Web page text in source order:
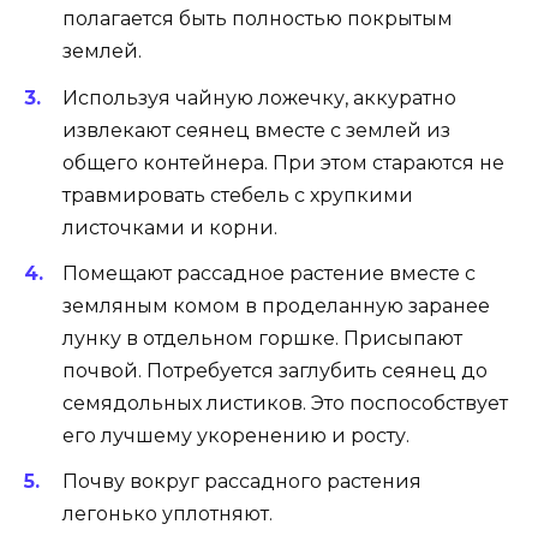
полагается быть полностью покрытым
землей.
Используя чайную ложечку, аккуратно
извлекают сеянец вместе с землей из
общего контейнера. При этом стараются не
травмировать стебель с хрупкими
листочками и корни.
Помещают рассадное растение вместе с
земляным комом в проделанную заранее
лунку в отдельном горшке. Присыпают
почвой. Потребуется заглубить сеянец до
семядольных листиков. Это поспособствует
его лучшему укоренению и росту.
Почву вокруг рассадного растения
легонько уплотняют.